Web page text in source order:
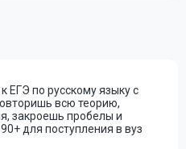
ЕГЭ по русскому языку с
всю теорию,
закроешь пробелы и
для поступления в вуз